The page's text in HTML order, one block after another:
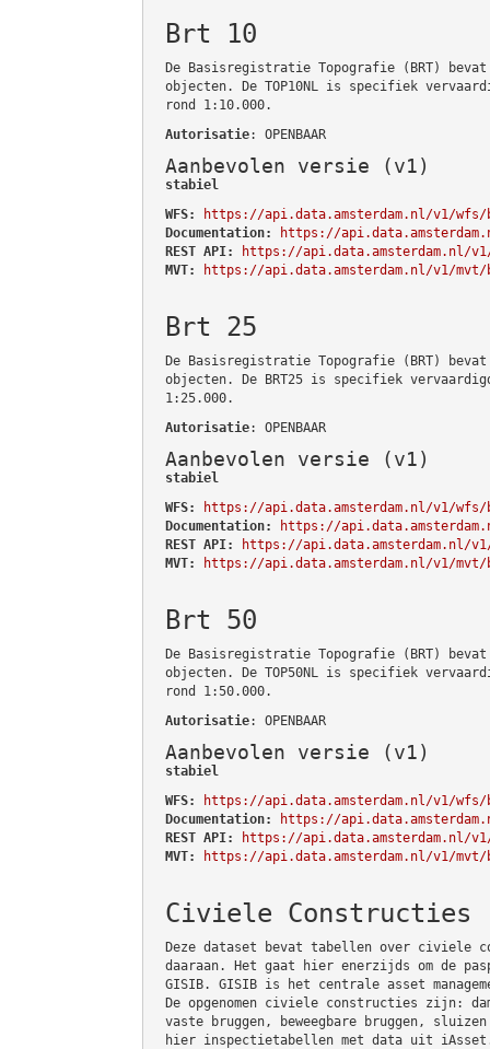
Brt 10
De Basisregistratie Topografie (BRT)
objecten. De TOP10NL is specifiek
rond 1:10.000.
Autorisatie: OPENBAAR
Aanbevolen versie (v1)
stabiel
WFS:
https://api.data.amsterdam.nl/v1/wfs/
Documentation:
https://
REST API:
https://api.data.amsterdam.nl/
MVT:
https://api.data.amsterdam.nl/v1/mvt/
Brt 25
De Basisregistratie Topografie (BRT)
objecten. De BRT25 is specifiek
1:25.000.
Autorisatie: OPENBAAR
Aanbevolen versie (v1)
stabiel
WFS:
https://api.data.amsterdam.nl/v1/wfs/
Documentation:
https://
REST API:
https://api.data.amsterdam.nl/
MVT:
https://api.data.amsterdam.nl/v1/mvt/
Brt 50
De Basisregistratie Topografie (BRT)
objecten. De TOP50NL is specifiek
rond 1:50.000.
Autorisatie: OPENBAAR
Aanbevolen versie (v1)
stabiel
WFS:
https://api.data.amsterdam.nl/v1/wfs/
Documentation:
https://
REST API:
https://api.data.amsterdam.nl/
MVT:
https://api.data.amsterdam.nl/v1/mvt/
Civiele Constructies
Deze dataset bevat tabellen over civiele
daaraan. Het gaat hier enerzijds om de
GISIB. GISIB is het centrale asset
De opgenomen civiele constructies zijn:
vaste bruggen, beweegbare bruggen,
hier inspectietabellen met data uit